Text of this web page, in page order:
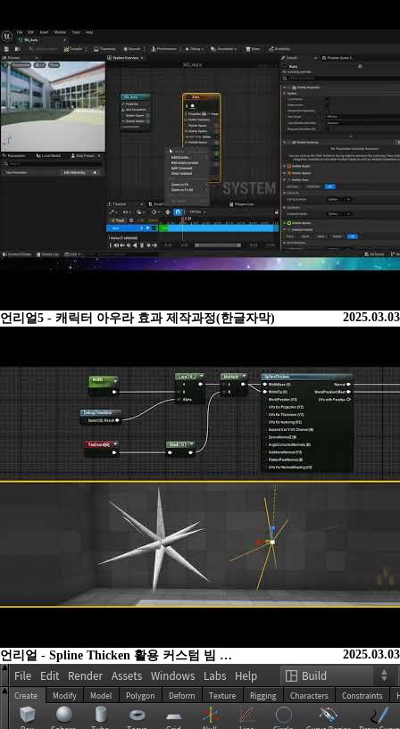
2025.03.03
언리얼5 - 캐릭터 아우라 효과 제작과정(한글자막)
2025.03.03
언리얼 - Spline Thicken 활용 커스텀 빔 …